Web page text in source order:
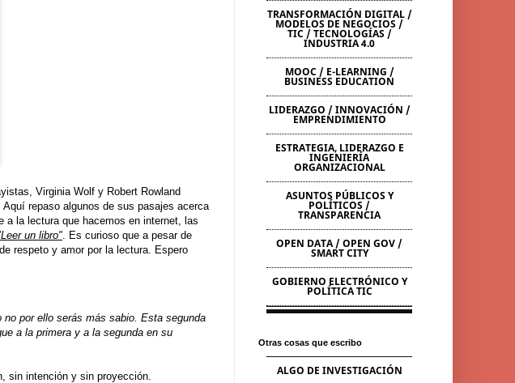
Virginia Wolf y Robert Rowland
repaso algunos de sus pasajes acerca
a la lectura que hacemos en internet, las
un libro" . Es curioso que a pesar de
respeto y amor por la lectura. Espero
por ello serás más sabio. Esta segunda
a la primera y a la segunda en su
sin intención y sin proyección.
TRANSFORMACIÓN DIGITAL /
MODELOS DE NEGOCIOS /
TIC / TECNOLOGÍAS /
INDUSTRIA 4.0
MOOC / E-LEARNING /
BUSINESS EDUCATION
LIDERAZGO / INNOVACIÓN /
EMPRENDIMIENTO
ESTRATEGIA, LIDERAZGO E
INGENIERÍA
ORGANIZACIONAL
ASUNTOS PÚBLICOS Y
POLÍTICOS /
TRANSPARENCIA
OPEN DATA / OPEN GOV /
SMART CITY
GOBIERNO ELECTRÓNICO Y
POLÍTICA TIC
Otras cosas que escribo
ALGO DE INVESTIGACIÓN